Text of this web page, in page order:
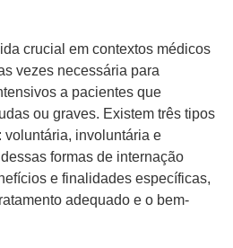
crucial em contextos médicos
vezes necessária para
a pacientes que
ou graves. Existem três tipos
involuntária e
formas de internação
e finalidades específicas,
adequado e o bem-